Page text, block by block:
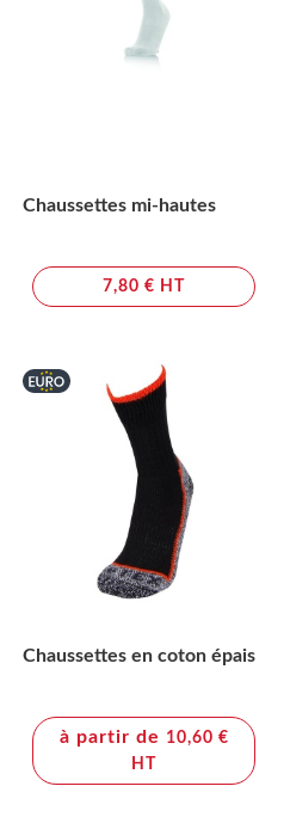
Chaussettes mi-hautes
7,80 € HT
Chaussettes en coton épais
à partir de 10,60 €
HT